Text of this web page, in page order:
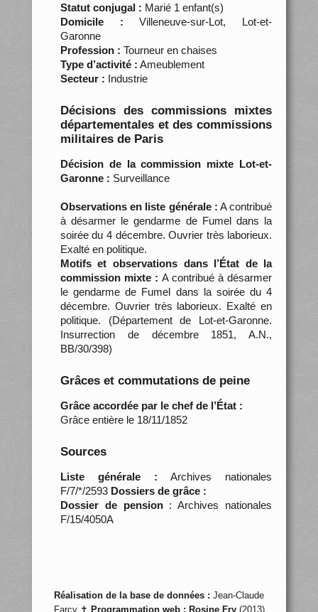
Statut conjugal : Marié 1 enfant(s)
Domicile : Villeneuve-sur-Lot, Lot-et-
Garonne
Profession : Tourneur en chaises
Type d’activité : Ameublement
Secteur : Industrie
Décisions des commissions mixtes
départementales et des commissions
militaires de Paris
Décision de la commission mixte Lot-et-
Garonne : Surveillance
Observations en liste générale : A contribué
à désarmer le gendarme de Fumel dans la
soirée du 4 décembre. Ouvrier très laborieux.
Exalté en politique.
Motifs et observations dans l’État de la
commission mixte : A contribué à désarmer
le gendarme de Fumel dans la soirée du 4
décembre. Ouvrier très laborieux. Exalté en
politique. (Département de Lot-et-Garonne.
Insurrection de décembre 1851, A.N.,
BB/30/398)
Grâces et commutations de peine
Grâce accordée par le chef de l’État :
Grâce entière le 18/11/1852
Sources
Liste générale : Archives nationales
F/7/*/2593 Dossiers de grâce :
Dossier de pension: Archives nationales
F/15/4050A
Réalisation de la base de données : Jean-Claude
Farcy ✝ Programmation web : Rosine Fry(2013)